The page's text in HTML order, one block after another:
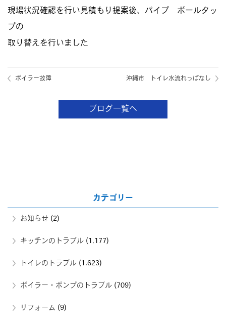
現場状況確認を行い見積もり提案後、パイプ ボールタッ
プの
取り替えを行いました
ボイラー故障 沖縄市 トイレ水流れっぱなし
ブログ一覧へ
カテゴリー
お知らせ (2)
キッチンのトラブル (1,177)
トイレのトラブル (1,623)
ボイラー・ポンプのトラブル (709)
リフォーム (9)